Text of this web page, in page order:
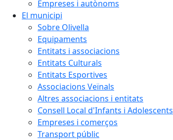
Empreses i autònoms
El municipi
Sobre Olivella
Equipaments
Entitats i associacions
Entitats Culturals
Entitats Esportives
Associacions Veïnals
Altres associacions i entitats
Consell Local d'Infants i Adolescents
Empreses i comerços
Transport públic